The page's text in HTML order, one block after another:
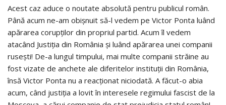
Acest caz aduce o noutate absolută pentru publicul român.
Până acum ne-am obişnuit să-l vedem pe Victor Ponta luând
apărarea corupţilor din propriul partid. Acum îl vedem
atacând Justiţia din România şi luând apărarea unei companii
ruseşti! De-a lungul timpului, mai multe companii străine au
fost vizate de anchete ale diferitelor instituţii din România,
însă Victor Ponta nu a reacţionat niciodată. A făcut-o abia
acum, când justiţia a lovit în interesele regimului fascist de la